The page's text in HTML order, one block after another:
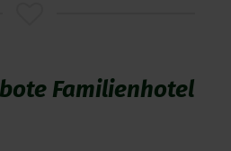
Familienhotel